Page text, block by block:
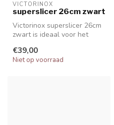
VICTORINOX
superslicer 26cm zwart
Victorinox superslicer 26cm
zwart is ideaal voor het
€39,00
Niet op voorraad